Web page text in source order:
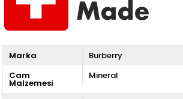
Marka
Burberry
Cam
Malzemesi
Mineral